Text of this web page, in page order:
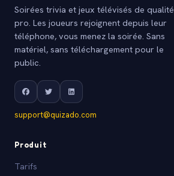
Soirées trivia et jeux télévisés de qualité
pro. Les joueurs rejoignent depuis leur
téléphone, vous menez la soirée. Sans
matériel, sans téléchargement pour le
public.
support@quizado.com
Produit
Tarifs